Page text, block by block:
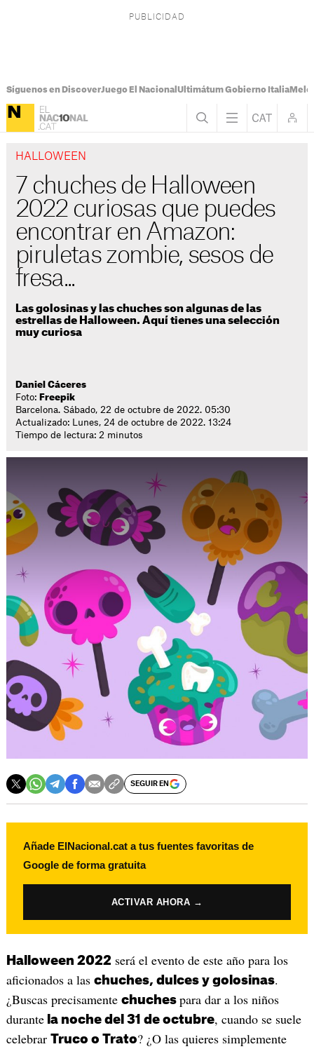
Síguenos en DiscoverJuego El Nacional Ultimátum Gobierno Italia
HALLOWEEN
7 chuches de Halloween
2022 curiosas que puedes
encontrar en Amazon:
piruletas zombie, sesos de
fresa...
Las golosinas y las chuches son algunas de las
estrellas de Halloween. Aquí tienes una selección
muy curiosa
Daniel Cáceres
Foto: Freepik
Barcelona. Sábado, 22 de octubre de 2022. 05:30
Actualizado: Lunes, 24 de octubre de 2022. 13:24
Tiempo de lectura: 2 minutos
SEGUIR EN
Añade ElNacional.cat a tus fuentes favoritas de
Google de forma gratuita
ACTIVAR AHORA →
Halloween 2022 será el evento de este año para los
aficionados a las chuches, dulces y golosinas.
¿Buscas precisamente chuches para dar a los niños
durantela noche del 31 de octubre, cuando se suele
celebrar Truco o Trato? ¿O las quieres simplemente